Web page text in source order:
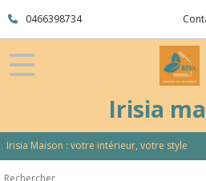
0466398734
Irisia
Irisia Maison : votre intérieur, votre style